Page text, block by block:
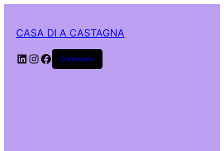
CASA DI A CASTAGNA
LinkedIn
Instagram
Facebook
Connexion